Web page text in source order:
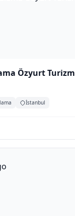
Özyurt Turizm
İstanbul